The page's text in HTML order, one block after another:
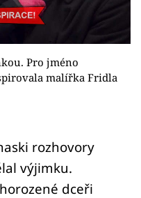
Pro jméno
malířka Fridla
rozhovory
výjimku.
dceři